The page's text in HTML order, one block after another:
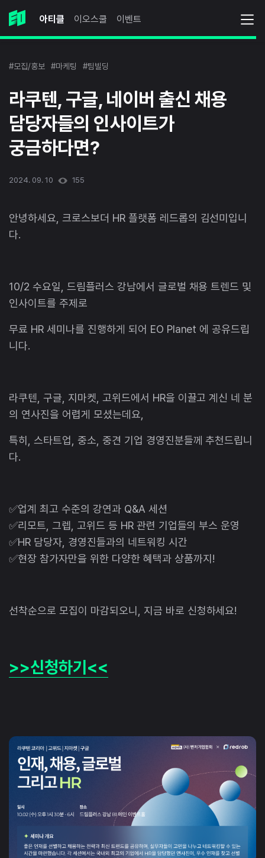
아티클 이오스쿨 이벤트
#모집/홍보 #마케팅 #팀빌딩
라쿠텐, 구글, 네이버 출신 채용
담당자들의 인사이트가
궁금하다면?
2024. 09. 10 155
안녕하세요, 크로스보더 HR 플랫폼 레드롭의 김선미입니
다.
10/2 수요일, 드림플러스 강남에서 글로벌 채용 트렌드 및
인사이트를 주제로
무료 HR 세미나를 진행하게 되어 EO Planet 에 공유드립
니다.
라쿠텐, 구글, 지마켓, 고위드에서 HR을 이끌고 계신 네 분
의 연사진을 어렵게 모셨는데요,
특히, 스타트업, 중소, 중견 기업 경영진분들께 추천드립니
다.
✅업계 최고 수준의 강연과 Q&A 세션
✅리모트, 그렙, 고위드 등 HR 관련 기업들의 부스 운영
✅HR 담당자, 경영진들과의 네트워킹 시간
✅현장 참가자만을 위한 다양한 혜택과 상품까지!
선착순으로 모집이 마감되오니, 지금 바로 신청하세요!
>>신청하기<<